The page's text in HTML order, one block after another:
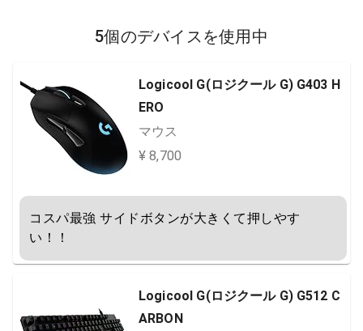
5個のデバイスを使用中
Logicool G(ロジクール G) G403 H
ERO
マウス
¥ 8,700
コスパ最強 サイドボタンが大きくて押しやす
い！！
Logicool G(ロジクール G) G512 C
ARBON